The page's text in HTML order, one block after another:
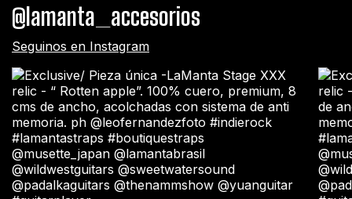
@lamanta_accesorios
Seguinos en Instagram